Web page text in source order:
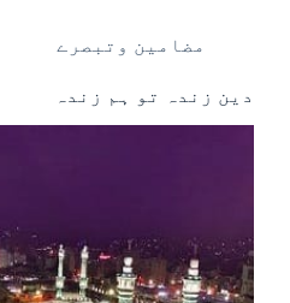
مضامین وتبصرے
دین زندہ تو ہم زندہ